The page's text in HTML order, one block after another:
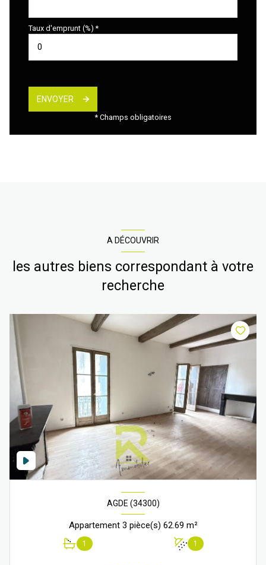
Taux d'emprunt (%) *
ENVOYER
* Champs obligatoires
A DÉCOUVRIR
les autres biens correspondant à votre
recherche
AGDE (34300)
Appartement 3 pièce(s) 62.69 m²
1 1